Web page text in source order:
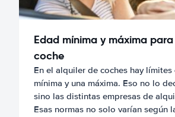
Edad mínima y máxima
coche
En el alquiler de coches hay
mínima y una máxima. Eso no lo
sino las distintas empresas de
Esas normas no solo varían según